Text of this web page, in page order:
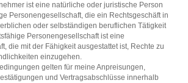
ist eine natürliche oder juristische Person
Personengesellschaft, die ein Rechtsgeschäft in
oder selbständigen beruflichen Tätigkeit
Personengesellschaft ist eine
die mit der Fähigkeit ausgestattet ist, Rechte zu
einzugehen.
gelten für meine Anpreisungen,
und Vertragsabschlüsse innerhalb